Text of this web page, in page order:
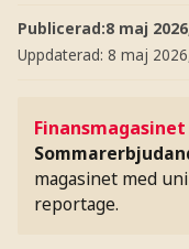
Publicerad:8 maj
Uppdaterad: 8 maj
Finansmagasinet
magasinet med
reportage.